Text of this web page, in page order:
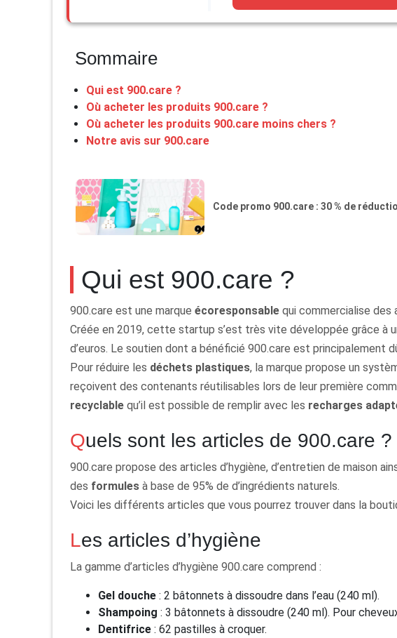
Sommaire
Qui est 900.care ?
Où acheter les produits 900.care ?
Où acheter les produits 900.care moins chers ?
Notre avis sur 900.care
Code promo 900.care : 30 % de
Qui est 900.care ?
900.care est une marque écoresponsable qui commercialise des
Créée en 2019, cette startup s’est très vite développée grâce à
d’euros. Le soutien dont a bénéficié 900.care est principalement
Pour réduire les déchets plastiques, la marque propose un
reçoivent des contenants réutilisables lors de leur première
recyclable qu’il est possible de remplir avec les recharges
Quels sont les articles de 900.care ?
900.care propose des articles d’hygiène, d’entretien de maison
des formules à base de 95% de d’ingrédients naturels.
Voici les différents articles que vous pourrez trouver dans la
Les articles d’hygiène
La gamme d’articles d’hygiène 900.care comprend :
Gel douche : 2 bâtonnets à dissoudre dans l’eau (240 ml).
Shampoing : 3 bâtonnets à dissoudre (240 ml). Pour
Dentifrice : 62 pastilles à croquer.